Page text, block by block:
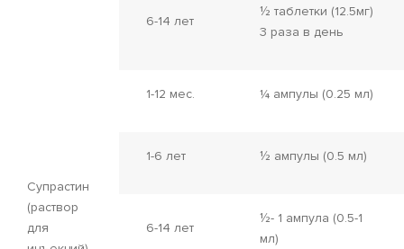
6-14 лет
½ таблетки (12.5мг)
3 раза в день
Супрастин
(раствор
для
1-12 мес. ¼ ампулы (0.25 мл)
1-6 лет ½ ампулы (0.5 мл)
6-14 лет
½- 1 ампула (0.5-1
мл)